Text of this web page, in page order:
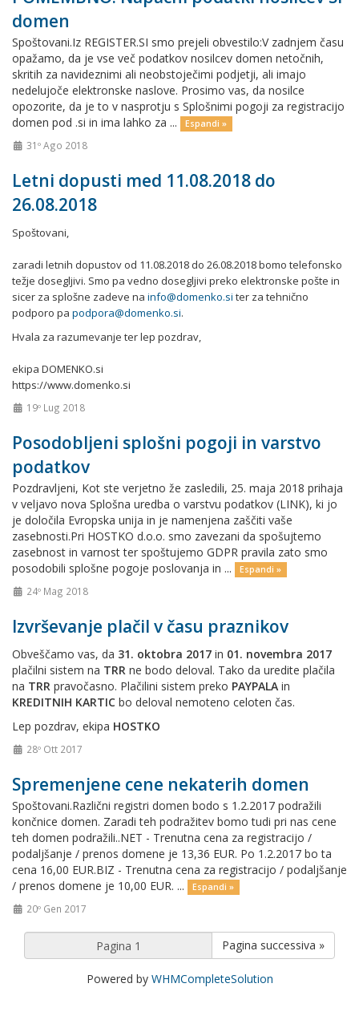
domen
Spoštovani.Iz REGISTER.SI smo prejeli obvestilo:V zadnjem času
opažamo, da je vse več podatkov nosilcev domen netočnih,
skritih za navideznimi ali neobstoječimi podjetji, ali imajo
nedelujoče elektronske naslove. Prosimo vas, da nosilce
opozorite, da je to v nasprotju s Splošnimi pogoji za registracijo
domen pod .si in ima lahko za ...
Espandi »
31º Ago 2018
Letni dopusti med 11.08.2018 do
26.08.2018
Spoštovani,
zaradi letnih dopustov od 11.08.2018 do 26.08.2018 bomo telefonsko
težje dosegljivi. Smo pa vedno dosegljivi preko elektronske pošte in
sicer za splošne zadeve na info@domenko.si ter za tehnično
podporo pa podpora@domenko.si.
Hvala za razumevanje ter lep pozdrav,
ekipa DOMENKO.si
https://www.domenko.si
19º Lug 2018
Posodobljeni splošni pogoji in varstvo
podatkov
Pozdravljeni, Kot ste verjetno že zasledili, 25. maja 2018 prihaja
v veljavo nova Splošna uredba o varstvu podatkov (LINK), ki jo
je določila Evropska unija in je namenjena zaščiti vaše
zasebnosti.Pri HOSTKO d.o.o. smo zavezani da spošujtemo
zasebnost in varnost ter spoštujemo GDPR pravila zato smo
posodobili splošne pogoje poslovanja in ...
Espandi »
24º Mag 2018
Izvrševanje plačil v času praznikov
Obveščamo vas, da 31. oktobra 2017 in 01. novembra 2017
plačilni sistem na TRR ne bodo deloval. Tako da uredite plačila
na TRR pravočasno. Plačilini sistem preko PAYPALA in
KREDITNIH KARTIC bo deloval nemoteno celoten čas.
Lep pozdrav, ekipa HOSTKO
28º Ott 2017
Spremenjene cene nekaterih domen
Spoštovani.Različni registri domen bodo s 1.2.2017 podražili
končnice domen. Zaradi teh podražitev bomo tudi pri nas cene
teh domen podražili..NET - Trenutna cena za registracijo /
podaljšanje / prenos domene je 13,36 EUR. Po 1.2.2017 bo ta
cena 16,00 EUR.BIZ - Trenutna cena za registracijo / podaljšanje
/ prenos domene je 10,00 EUR. ...
Espandi »
20º Gen 2017
Pagina successiva »
Powered by WHMCompleteSolution